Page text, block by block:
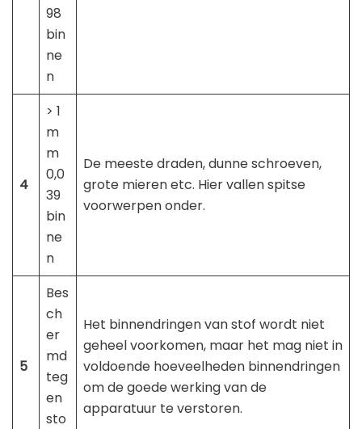
98
bin
ne
n
4
> 1
m
m
0,0
39
bin
ne
n
De meeste draden, dunne schroeven,
grote mieren etc. Hier vallen spitse
voorwerpen onder.
5
Bes
ch
er
md
teg
en
sto
Het binnendringen van stof wordt niet
geheel voorkomen, maar het mag niet in
voldoende hoeveelheden binnendringen
om de goede werking van de
apparatuur te verstoren.